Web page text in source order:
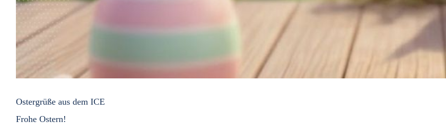
Ostergrüße aus dem ICE
Frohe Ostern!